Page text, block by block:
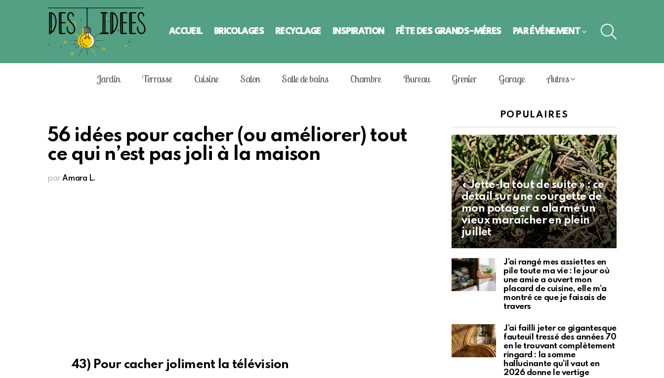
ACCUEIL BRICOLAGES RECYCLAGE INSPIRATION FÊTE DES GRANDS-MÈRES PAR ÉVÈNEMENT
Jardin Terrasse Cuisine Salon Salle de bains Chambre Bureau Grenier Garage Autres
56 idées pour cacher (ou améliorer) tout
ce qui n’est pas joli à la maison
par Amara L.
43) Pour cacher joliment la télévision
POPULAIRES
« Jette-la tout de suite » : ce
détail sur une courgette de
mon potager a alarmé un
vieux maraîcher en plein
juillet
J’ai rangé mes assiettes en
pile toute ma vie : le jour où
une amie a ouvert mon
placard de cuisine, elle m’a
montré ce que je faisais de
travers
J’ai failli jeter ce gigantesque
fauteuil tressé des années 70
en le trouvant complètement
ringard : la somme
hallucinante qu’il vaut en
2026 donne le vertige